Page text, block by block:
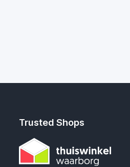
Trusted Shops